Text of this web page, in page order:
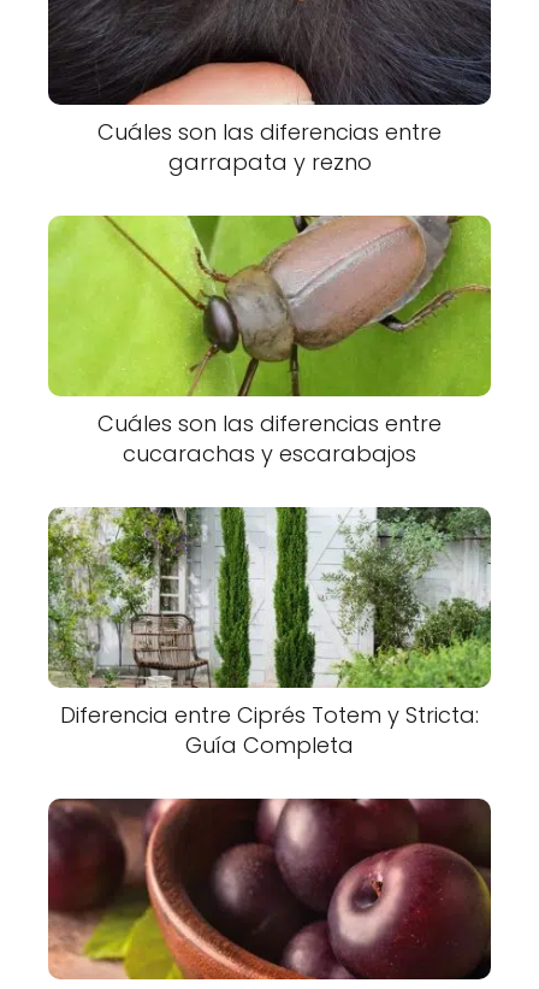
Cuáles son las diferencias entre
garrapata y rezno
Cuáles son las diferencias entre
cucarachas y escarabajos
Diferencia entre Ciprés Totem y Stricta:
Guía Completa